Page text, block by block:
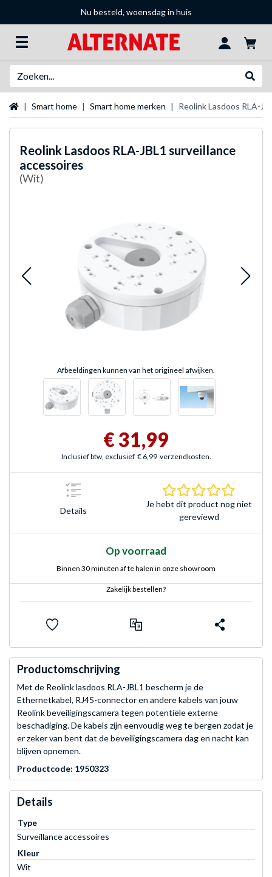
Nu besteld, woensdag in huis
StartpaginaSmart home Smart home merken Reolink Lasdoos RLA-
Reolink Lasdoos RLA-JBL1 surveillance
accessoires
(Wit)
Afbeeldingen kunnen van het origineel afwijken.
€ 31,99
Inclusief btw, exclusief € 6,99 verzendkosten.
Details
Je hebt dit product nog niet
gereviewd
Op voorraad
Binnen 30 minuten af te halen in onze showroom
Zakelijk bestellen?
Productomschrijving
Met de Reolink lasdoos RLA-JBL1 bescherm je de
Ethernetkabel, RJ45-connector en andere kabels van jouw
Reolink beveiligingscamera tegen potentiële externe
beschadiging. De kabels zijn eenvoudig weg te bergen zodat je
er zeker van bent dat de beveiligingscamera dag en nacht kan
blijven opnemen.
Productcode: 1950323
Details
Type
Surveillance accessoires
Kleur
Wit